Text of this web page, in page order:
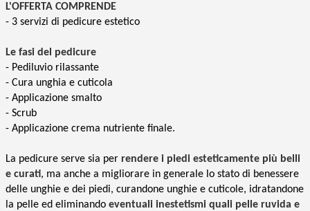
L'OFFERTA COMPRENDE
- 3 servizi di pedicure estetico
Le fasi del pedicure
- Pediluvio rilassante
- Cura unghia e cuticola
- Applicazione smalto
- Scrub
- Applicazione crema nutriente finale.
La pedicure serve sia per rendere i piedi esteticamente più belli
e curati, ma anche a migliorare in generale lo stato di benessere
delle unghie e dei piedi, curandone unghie e cuticole, idratandone
la pelle ed eliminando eventuali inestetismi quali pelle ruvida e